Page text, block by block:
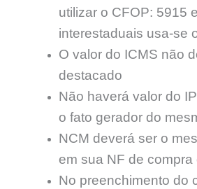
utilizar o CFOP: 5915
interestaduais usa-se
O valor do ICMS não
destacado
Não haverá valor do
o fato gerador do
NCM deverá ser o
em sua NF de compra
No preenchimento do